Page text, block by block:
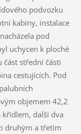
podvozku
kabiny, instalace
pod
uchycen k ploché
část střední části
cestujících. Pod
objemem 42,2
křídlem, další dva
druhým a třetím